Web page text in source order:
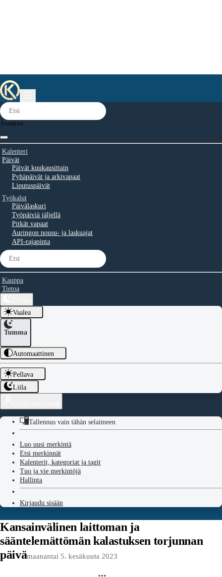
Asetukset
Kalenteri
Päivät
Päivät kuukausittain
Pyhäpäivät ja arkivapaat
Liputuspäivät
Työkalut
Päivälaskuri
Työpäiviä jäljellä
Pitkät vapaat
Auringon nousu- ja laskuajat
API-rajapinta
Kauppa
Tietoa
Vaalea
Tumma
Automaattinen
Pellava
Liila
Tallennus vain tähän selaimeen
Luo uusi merkintä
Etsi merkinnät
Kalenterit, kategoriat ja tagit
Tuo ja vie merkintöjä
Hallinta
Kirjaudu sisään
Kansainvälinen laittoman ja
sääntelemättömän kalastuksen torjunnan
päivämaanantai 5. kesäkuuta 2023